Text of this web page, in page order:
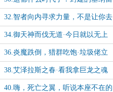
斯居然还包办婚姻，真是岂有此理
32.智者向内寻求力量，不是让你去
找另一个自己开挂啊！混蛋
34.御天神而伐无道·今日就以无上
武艺击破萨弗隆之焰
36.炎魔跌倒，猎群吃饱·垃圾佬立
大功
38.艾泽拉斯之春·看我拿巨龙之魂
来，把你们一个一个全部送上天！
40.嗨，死亡之翼，听说本座不在的